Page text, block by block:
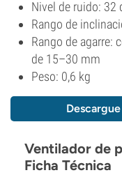
Nivel de ruido: 32
Rango de
Rango de agarre:
de 15–30 mm
Peso: 0,6 kg
Ventilador de
Ficha Técnica